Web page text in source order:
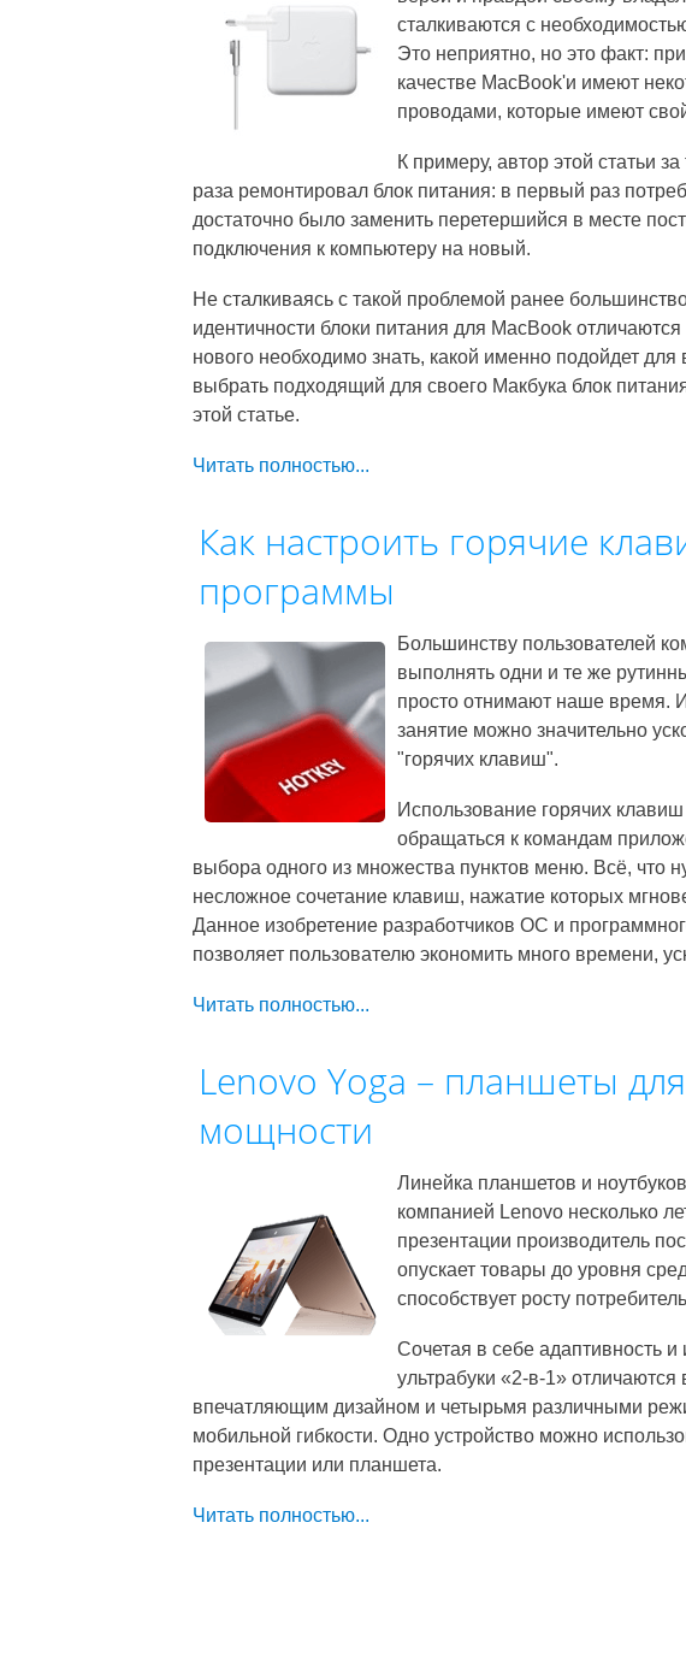
сталкиваются с
Это неприятно, но это факт:
качестве MacBook'и имеют
проводами, которые имеют
К примеру, автор этой статьи
раза ремонтировал блок питания: в первый раз
достаточно было заменить перетершийся в месте
подключения к компьютеру на новый.
Не сталкиваясь с такой проблемой ранее
идентичности блоки питания для MacBook
нового необходимо знать, какой именно подойдет
выбрать подходящий для своего Макбука блок
этой статье.
Читать полностью...
Как настроить горячие
программы
Большинству пользователей
выполнять одни и те же
просто отнимают наше время.
занятие можно значительно
"горячих клавиш".
Использование горячих
обращаться к командам
выбора одного из множества пунктов меню. Всё, что
несложное сочетание клавиш, нажатие которых
Данное изобретение разработчиков ОС и
позволяет пользователю экономить много времени,
Читать полностью...
Lenovo Yoga – планшеты
мощности
Линейка планшетов и
компанией Lenovo несколько
презентации производитель
опускает товары до уровня
способствует росту
Сочетая в себе адаптивность и
ультрабуки «2-в-1»
впечатляющим дизайном и четырьмя различными
мобильной гибкости. Одно устройство можно
презентации или планшета.
Читать полностью...